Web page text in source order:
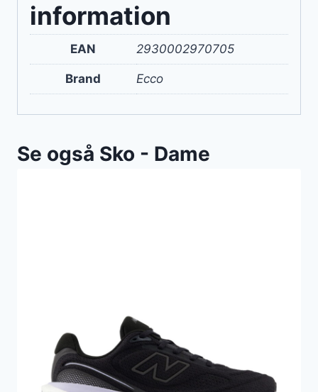
information
EAN 2930002970705
Brand Ecco
Se også Sko - Dame